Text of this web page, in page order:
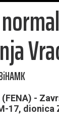
(FENA) -
17, dionica